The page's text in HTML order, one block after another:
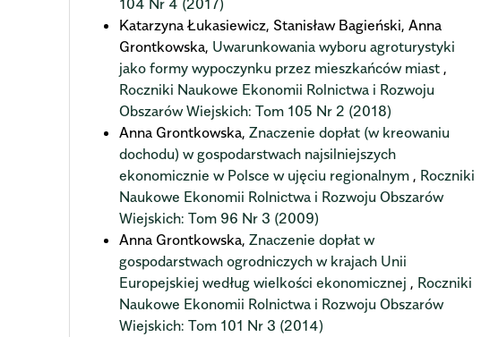
104 Nr 4 (2017)
Katarzyna Łukasiewicz, Stanisław Bagieński, Anna
Grontkowska, Uwarunkowania wyboru agroturystyki
jako formy wypoczynku przez mieszkańców miast,
Roczniki Naukowe Ekonomii Rolnictwa i Rozwoju
Obszarów Wiejskich: Tom 105 Nr 2 (2018)
Anna Grontkowska,Znaczenie dopłat (w kreowaniu
dochodu) w gospodarstwach najsilniejszych
ekonomicznie w Polsce w ujęciu regionalnym, Roczniki
Naukowe Ekonomii Rolnictwa i Rozwoju Obszarów
Wiejskich: Tom 96 Nr 3 (2009)
Anna Grontkowska,Znaczenie dopłat w
gospodarstwach ogrodniczych w krajach Unii
Europejskiej według wielkości ekonomicznej, Roczniki
Naukowe Ekonomii Rolnictwa i Rozwoju Obszarów
Wiejskich: Tom 101 Nr 3 (2014)